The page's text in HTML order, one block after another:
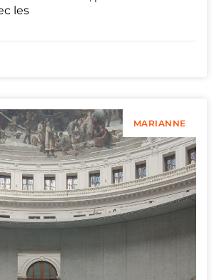
les
MARIANNE